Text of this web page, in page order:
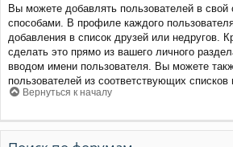
Вы можете добавлять пользователей в свой
способами. В профиле каждого
добавления в список друзей или недругов.
сделать это прямо из вашего личного
вводом имени пользователя. Вы можете
пользователей из соответствующих списков
Вернуться к началу